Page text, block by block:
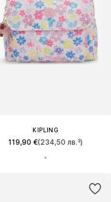
KIPLING
119,90 €(234,50 лв.³)